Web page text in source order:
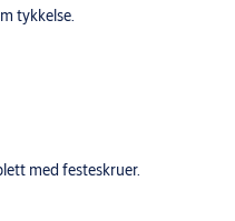
tykkelse.
med festeskruer.